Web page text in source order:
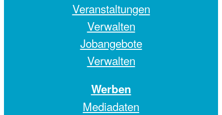
Veranstaltungen
Verwalten
Jobangebote
Verwalten
Werben
Mediadaten